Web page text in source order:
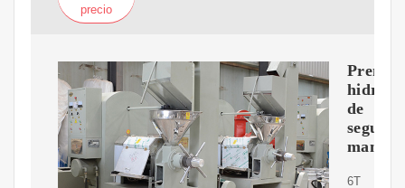
precio
Prensa
de
mano
6T